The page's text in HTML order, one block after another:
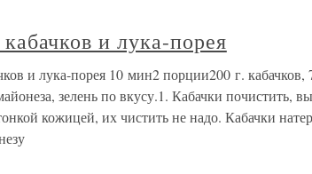
и лука-порея
и лука-порея 10 мин2 порции200 г. кабачков,
зелень по вкусу.1. Кабачки почистить,
кожицей, их чистить не надо. Кабачки